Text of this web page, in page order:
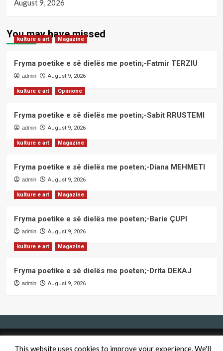
August 9, 2026
You may have missed
kulture e art Magazine
Fryma poetike e së dielës me poetin;-Fatmir TERZIU
admin August 9, 2026
kulture e art Opinione
Fryma poetike e së dielës me poetin;-Sabit RRUSTEMI
admin August 9, 2026
kulture e art Magazine
Fryma poetike e së dielës me poeten;-Diana MEHMETI
admin August 9, 2026
kulture e art Magazine
Fryma poetike e së dielës me poeten;-Barie ÇUPI
admin August 9, 2026
kulture e art Magazine
Fryma poetike e së dielës me poeten;-Drita DEKAJ
admin August 9, 2026
QendraPRESS - Te drejtat e rezervuara CoverNews by AF
This website uses cookies to improve your experience. We'll